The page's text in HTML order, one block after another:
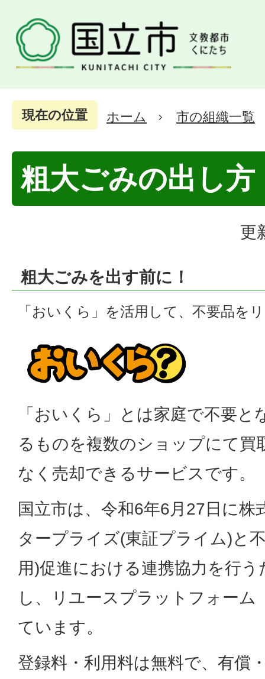
現在の位置 ホーム 市の組織一覧
粗大ごみの出し方
更
粗大ごみを出す前に！
「おいくら」を活用して、不要品を
「おいくら」とは家庭で不要
るものを複数のショップにて買
なく売却できるサービスです。
国立市は、令和6年6月27日に株
タープライズ(東証プライム)と
用)促進における連携協力を行
し、リユースプラットフォーム
ています。
登録料・利用料は無料で、有償